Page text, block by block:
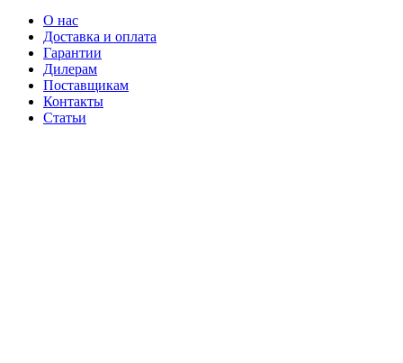
О нас
Доставка и оплата
Гарантии
Дилерам
Поставщикам
Контакты
Статьи